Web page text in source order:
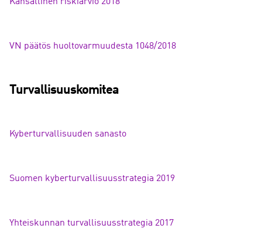
VN päätös huoltovarmuudesta 1048/2018
Turvallisuuskomitea
Kyberturvallisuuden sanasto
Suomen kyberturvallisuusstrategia 2019
Yhteiskunnan turvallisuusstrategia 2017